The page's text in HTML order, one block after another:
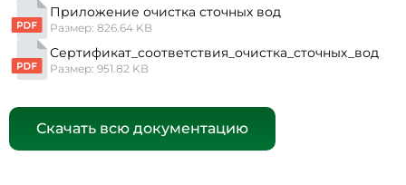
Приложение очистка сточных вод
Размер: 826.64 KB
Сертификат_соответствия_очистка_сточных_вод
Размер: 951.82 KB
Скачать всю документацию